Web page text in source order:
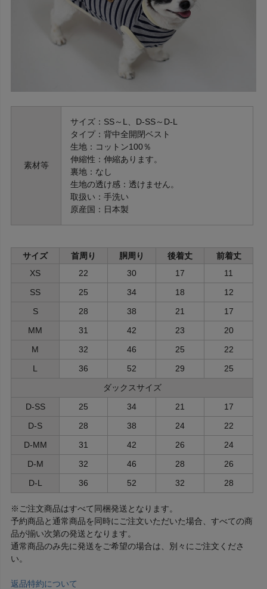
素材等
サイズ：SS～L、D-SS～D-L
タイプ：背中全開閉ベスト
生地：コットン100％
伸縮性：伸縮あります。
裏地：なし
生地の透け感：透けません。
取扱い：手洗い
原産国：日本製
サイズ 首周り 胴周り 後着丈
前着丈
XS
22 30 17
11
SS
25 34 18
12
S
28 38 21
17
MM
31 42 23
20
M
32 46 25
22
L
36 52 29
25
ダックスサイズ
D-SS
25 34 21
17
D-S
28 38 24
22
D-MM
31 42 26
24
D-M
32 46 28
26
D-L
36 52 32 28
※ご注文商品はすべて同梱発送となります。
予約商品と通常商品を同時にご注文いただいた場合、すべての商
品が揃い次第の発送となります。
通常商品のみ先に発送をご希望の場合は、別々にご注文くださ
い。
返品特約について